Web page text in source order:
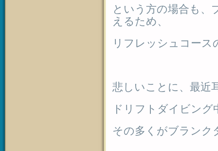
という方の場合も、
えるため、
リフレッシュコース
悲しいことに、最近
ドリフトダイビン
その多くがブランク